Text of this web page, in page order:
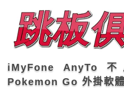
iMyFone AnyTo
Pokemon Go 外掛軟